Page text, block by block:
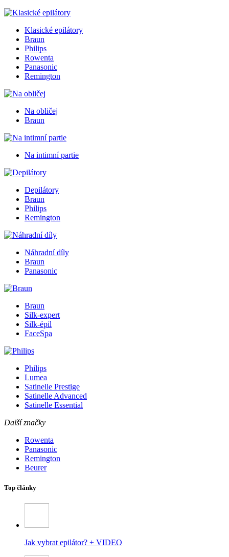
Klasické epilátory
Braun
Philips
Rowenta
Panasonic
Remington
Na obličej
Braun
Na intimní partie
Depilátory
Braun
Philips
Remington
Náhradní díly
Braun
Panasonic
Braun
Silk-expert
Silk-épil
FaceSpa
Philips
Lumea
Satinelle Prestige
Satinelle Advanced
Satinelle Essential
Další značky
Rowenta
Panasonic
Remington
Beurer
Top články
Jak vybrat epilátor? + VIDEO